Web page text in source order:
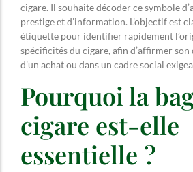
cigare. Il souhaite décoder ce symbole
prestige et d’information. L’objectif est
étiquette pour identifier rapidement
spécificités du cigare, afin d’affirmer
d’un achat ou dans un cadre social
Pourquoi la
cigare est-elle
essentielle ?